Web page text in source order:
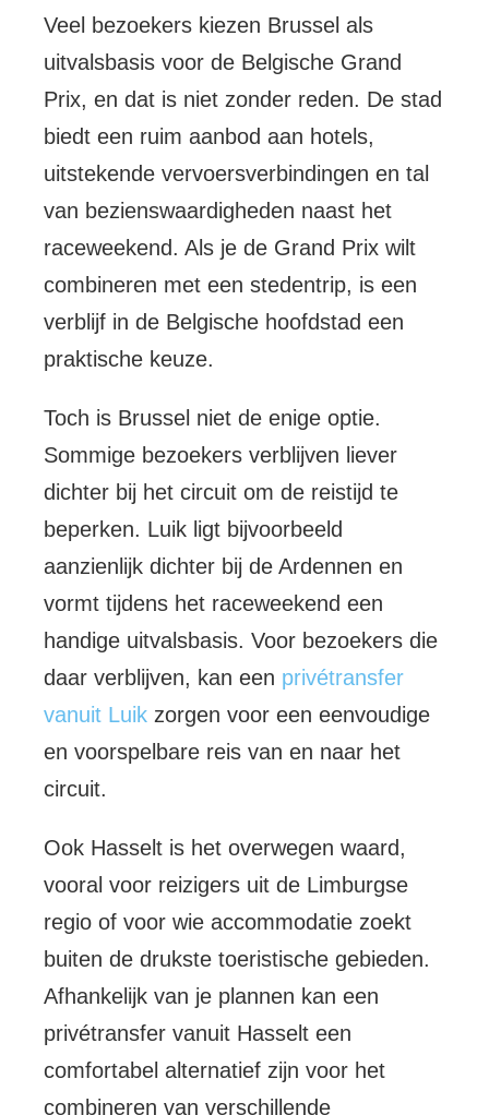
Veel bezoekers kiezen Brussel als
uitvalsbasis voor de Belgische Grand
Prix, en dat is niet zonder reden. De stad
biedt een ruim aanbod aan hotels,
uitstekende vervoersverbindingen en tal
van bezienswaardigheden naast het
raceweekend. Als je de Grand Prix wilt
combineren met een stedentrip, is een
verblijf in de Belgische hoofdstad een
praktische keuze.
Toch is Brussel niet de enige optie.
Sommige bezoekers verblijven liever
dichter bij het circuit om de reistijd te
beperken. Luik ligt bijvoorbeeld
aanzienlijk dichter bij de Ardennen en
vormt tijdens het raceweekend een
handige uitvalsbasis. Voor bezoekers die
daar verblijven, kan een privétransfer
vanuit Luikzorgen voor een eenvoudige
en voorspelbare reis van en naar het
circuit.
Ook Hasselt is het overwegen waard,
vooral voor reizigers uit de Limburgse
regio of voor wie accommodatie zoekt
buiten de drukste toeristische gebieden.
Afhankelijk van je plannen kan een
privétransfer vanuit Hasselt een
comfortabel alternatief zijn voor het
combineren van verschillende